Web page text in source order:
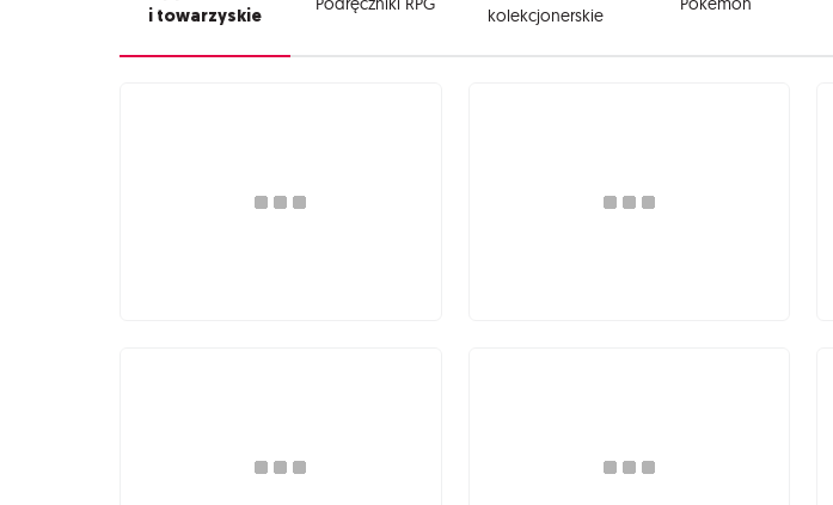
i towarzyskie
kolekcjonerskie